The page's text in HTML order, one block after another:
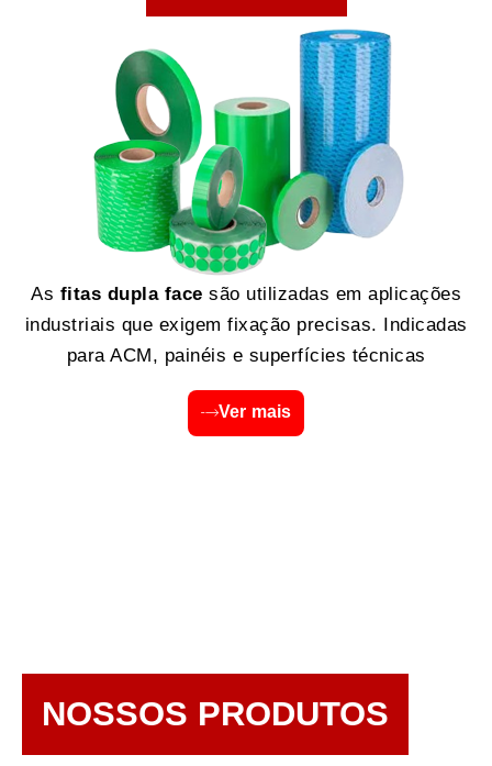
As fitas dupla face são utilizadas em aplicações
industriais que exigem fixação precisas. Indicadas
para ACM, painéis e superfícies técnicas
Ver mais
NOSSOS PRODUTOS